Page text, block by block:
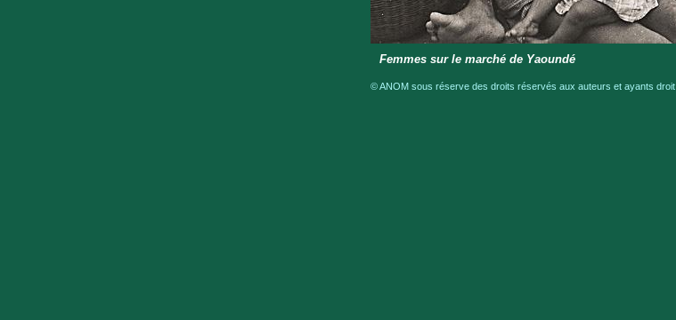
Femmes sur le marché de Yaoundé
© ANOM sous réserve des droits réservés aux auteurs et ayants droit